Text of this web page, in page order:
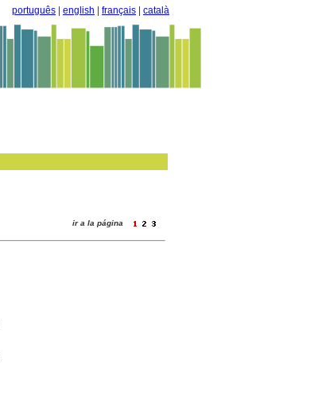
português english français català
ir a la página